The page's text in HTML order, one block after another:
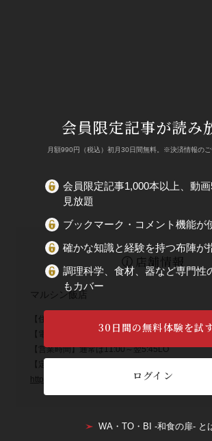
店舗情報
マルシン飯店
【住所】京都市東山区東大路三条下ル南西海子町
【電話番号】075-561-4825
【営業時間】通常は11:00～翌5:45LO
【定休日】火曜
http://marushinhanten.com
会員限定記事が読み
月額990円（税込）初月30日間無料。※決済情報の
会員限定記事1,000本以上、動
見放題
ブックマーク・コメント機能が
確かな知識と経験を持つ布陣が
調理科学、食材、器など専門性
もカバー
30日間の無料体験を試
ログイン
WA・TO・BI -和食の扉- と